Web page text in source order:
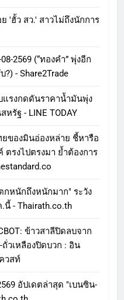
'ฮั้ว สว.' สาวไม่ถึงนักการ
2569 (“ทองคำ” พุ่งอีก
- Share2Trade
แรงกดดันราคาน้ำมันพุ่ง
รัฐ - LINE TODAY
ของมินอ่องหล่าย ชี้หารือ
รงไปตรงมา ย้ำต้องการ
กหนักถึงหนักมาก" ระวัง
- Thairath.co.th
ข้าวสาลีปิดลบจาก
วเหลืองปิดบวก : อิน
วสท์
อัปเดตล่าสุด "เบนซิน-